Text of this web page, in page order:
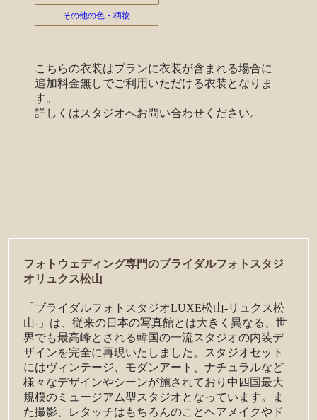
その他の色・柄物
こちらの衣装はプランに衣装が含まれる場合に
追加料金無しでご利用いただける衣装となりま
す。
詳しくはスタジオへお問い合わせください。
フォトウェディング専門のブライダルフォトスタジ
オリュクス松山
「ブライダルフォトスタジオLUXE松山-リュクス松
山-」は、従来の日本の写真館とは大きく異なる、世
界でも最高峰とされる韓国の一流スタジオの内装デ
ザインを完全に再現いたしました。スタジオセット
にはヴィンテージ、モダンアート、ナチュラルなど
様々なデザインやシーンが施されており中四国最大
規模のミュージアム型スタジオとなっています。ま
た撮影、レタッチはもちろんのことヘアメイクやド